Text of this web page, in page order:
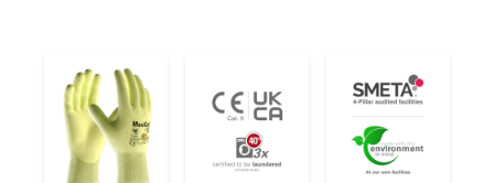
44-3745FY 44-3745FY